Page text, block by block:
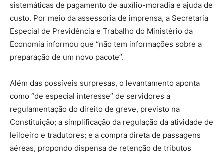
sistemáticas de pagamento de auxílio-moradia e ajuda de
custo. Por meio da assessoria de imprensa, a Secretaria
Especial de Previdência e Trabalho do Ministério da
Economia informou que “não tem informações sobre a
preparação de um novo pacote”.
Além das possíveis surpresas, o levantamento aponta
como “de especial interesse” de servidores a
regulamentação do direito de greve, previsto na
Constituição; a simplificação da regulação da atividade de
leiloeiro e tradutores; e a compra direta de passagens
aéreas, propondo dispensa de retenção de tributos